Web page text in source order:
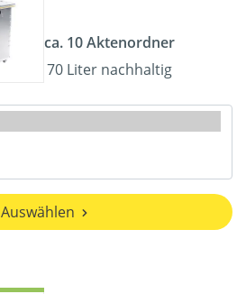
ca. 10 Aktenordner
70 Liter nachhaltig
Auswählen